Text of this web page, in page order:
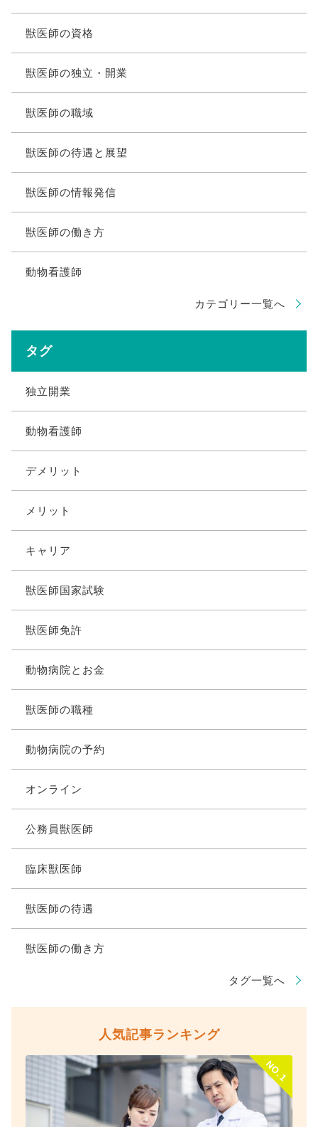
獣医師の資格
獣医師の独立・開業
獣医師の職域
獣医師の待遇と展望
獣医師の情報発信
獣医師の働き方
動物看護師
カテゴリー一覧へ
タグ
独立開業
動物看護師
デメリット
メリット
キャリア
獣医師国家試験
獣医師免許
動物病院とお金
獣医師の職種
動物病院の予約
オンライン
公務員獣医師
臨床獣医師
獣医師の待遇
獣医師の働き方
タグ一覧へ
人気記事ランキング
NO.1